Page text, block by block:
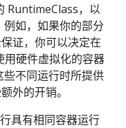
RuntimeClass，以
如，如果你的部分
证，你可以决定在
用硬件虚拟化的容器
不同运行时所提供
外的开销。
具有相同容器运行